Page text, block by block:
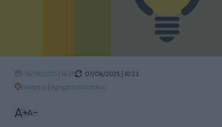
19/09/2010 | 16:25
07/08/2025 | 10:23
Ειδήσεις | Χρηματοδοτήσεις